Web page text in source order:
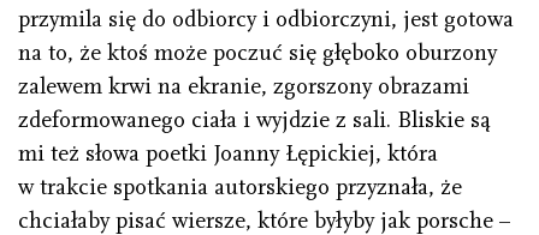
przymila się do odbiorcy i odbiorczyni, jest gotowa
na to, że ktoś może poczuć się głęboko oburzony
zalewem krwi na ekranie, zgorszony obrazami
zdeformowanego ciała i wyjdzie z sali. Bliskie są
mi też słowa poetki Joanny Łępickiej, która
w trakcie spotkania autorskiego przyznała, że
chciałaby pisać wiersze, które byłyby jak porsche –